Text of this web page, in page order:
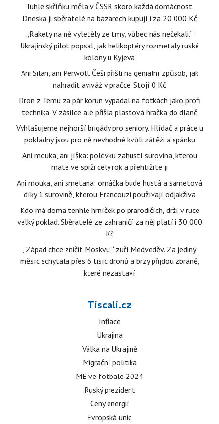
Tuhle skříňku měla v ČSSR skoro každá domácnost.
Dneska ji sběratelé na bazarech kupují i za 20 000 Kč
„Rakety na ně vyletěly ze tmy, vůbec nás nečekali.“
Ukrajinský pilot popsal, jak helikoptéry rozmetaly ruské
kolony u Kyjeva
Ani Silan, ani Perwoll. Češi přišli na geniální způsob, jak
nahradit aviváž v pračce. Stojí 0 Kč
Dron z Temu za pár korun vypadal na fotkách jako profi
technika. V zásilce ale přišla plastová hračka do dlaně
Vyhlašujeme nejhorší brigády pro seniory. Hlídač a práce u
pokladny jsou pro ně nevhodné kvůli zátěži a spánku
Ani mouka, ani jíška: polévku zahustí surovina, kterou
máte ve spíži celý rok a přehlížíte ji
Ani mouka, ani smetana: omáčka bude hustá a sametová
díky 1 surovině, kterou Francouzi používají odjakživa
Kdo má doma tenhle hrníček po prarodičích, drží v ruce
velký poklad. Sběratelé ze zahraničí za něj platí i 30 000
Kč
„Západ chce zničit Moskvu,“ zuří Medveděv. Za jediný
měsíc schytala přes 6 tisíc dronů a brzy přijdou zbraně,
které nezastaví
Tiscali.cz
Inflace
Ukrajina
Válka na Ukrajině
Migrační politika
ME ve fotbale 2024
Ruský prezident
Ceny energií
Evropská unie